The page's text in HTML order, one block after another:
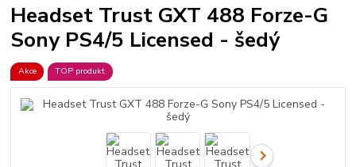
Headset Trust GXT 488 Forze-G
Sony PS4/5 Licensed - šedý
Akce TOP produkt